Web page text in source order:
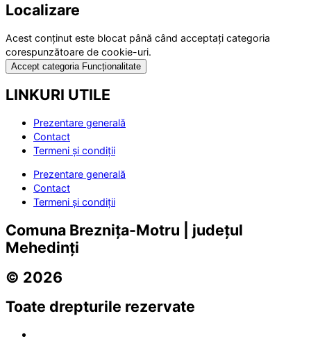
Localizare
Acest conținut este blocat până când acceptați categoria
corespunzătoare de cookie-uri.
Accept categoria Funcționalitate
LINKURI UTILE
Prezentare generală
Contact
Termeni și condiții
Prezentare generală
Contact
Termeni și condiții
Comuna Breznița-Motru | județul
Mehedinți
© 2026
Toate drepturile rezervate